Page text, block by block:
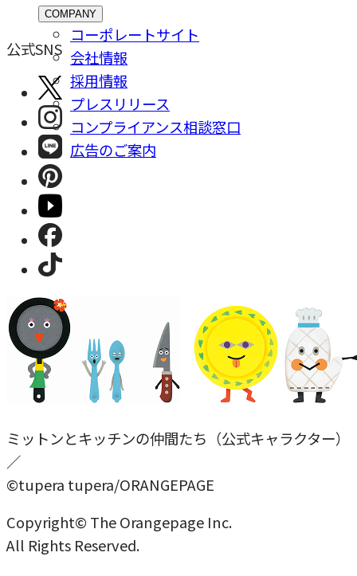
COMPANY
コーポレートサイト
会社情報
採⽤情報
プレスリリース
コンプライアンス相談窓⼝
広告のご案内
公式SNS
ミットンとキッチンの仲間たち（公式キャラクター）
／
©tupera tupera/ORANGEPAGE
Copyright© The Orangepage Inc.
All Rights Reserved.